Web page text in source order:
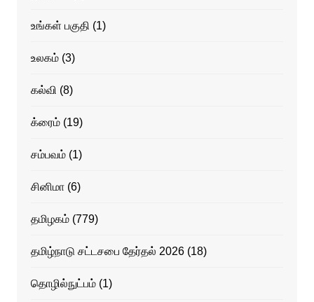
உங்கள் பகுதி (1)
உலகம்(3)
கல்வி (8)
க்ரைம்(19)
சம்பவம்(1)
சினிமா(6)
தமிழகம்(779)
தமிழ்நாடு சட்டசபை தேர்தல் 2026(18)
தொழில்நுட்பம்(1)